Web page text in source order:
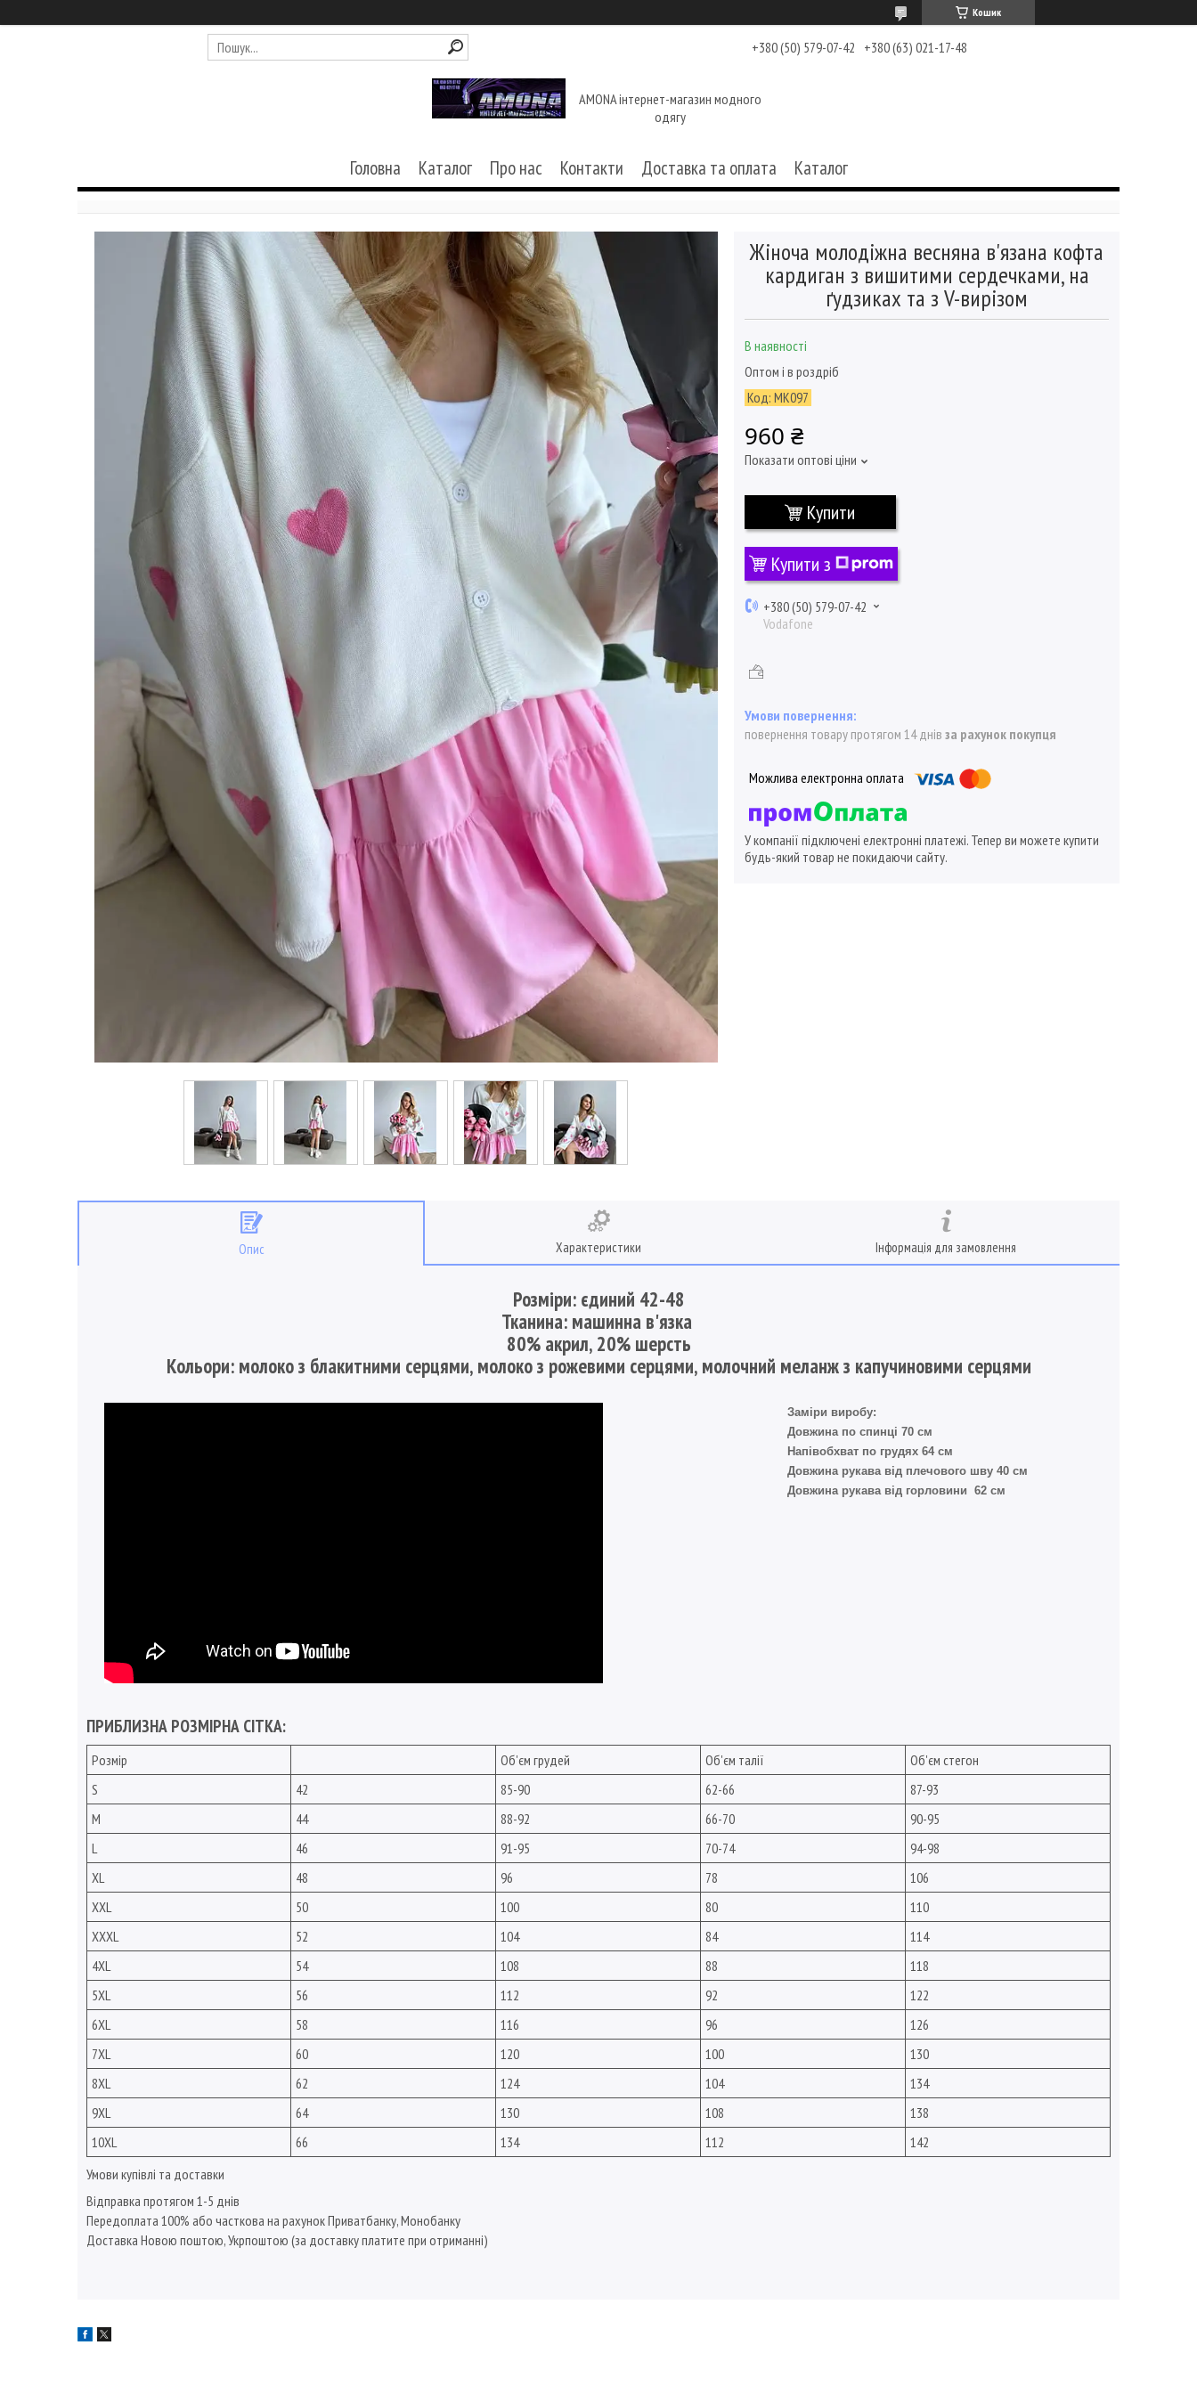
Кошик
+380 (50) 579-07-42 +380 (63) 021-17-48
AMONA інтернет-магазин модного
одягу
Головна Каталог Про нас Контакти Доставка та оплата Каталог
Жіноча молодіжна весняна в'язана кофта
кардиган з вишитими сердечками, на
ґудзиках та з V-вирізом
В наявності
Оптом і в роздріб
Код: МК097
960 ₴
Показати оптові ціни
Купити
Купити з
+380 (50) 579-07-42
Vodafone
повернення товару протягом 14 днів за рахунок покупця
У компанії підключені електронні платежі. Тепер ви можете купити
будь-який товар не покидаючи сайту.
Опис Характеристики Інформація для замовлення
Розміри: єдиний 42-48
Тканина: машинна в'язка
80% акрил, 20% шерсть
Кольори: молоко з блакитними серцями, молоко з рожевими серцями, молочний меланж з капучиновими серцями
Заміри виробу:
Довжина по спинці 70 см
Напівобхват по грудях 64 см
Довжина рукава від плечового шву 40 см
Довжина рукава від горловини 62 см
ПРИБЛИЗНА РОЗМІРНА СІТКА:
Розмір Об'єм грудей Об'єм талії
Об'єм стегон
S
42 85-90 62-66
87-93
M
44 88-92 66-70
90-95
L
46 91-95 70-74
94-98
XL
48 96 78
106
XXL
50 100 80
110
XXXL
52 104 84
114
4XL
54 108 88
118
5XL
56 112 92
122
6XL
58 116 96
126
7XL
60 120 100
130
8XL
62 124 104
134
9XL
64 130 108
138
10XL
66 134 112
142
Умови купівлі та доставки
Відправка протягом 1-5 днів
Передоплата 100% або часткова на рахунок Приватбанку, Монобанку
Доставка Новою поштою, Укрпоштою (за доставку платите при отриманні)